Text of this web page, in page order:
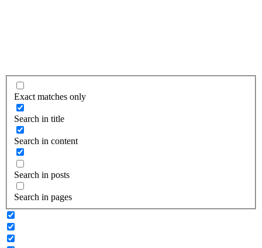
Exact matches only
Search in title
Search in content
Search in posts
Search in pages